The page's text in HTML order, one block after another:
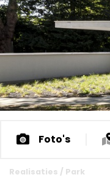
Foto's
Realisaties / Park